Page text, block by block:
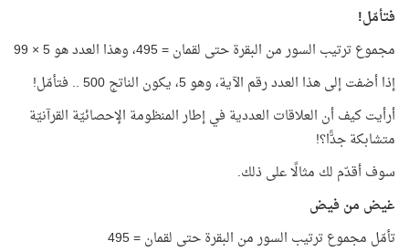
فتأمّل!
مجموع ترتيب السور من البقرة حتى لقمان = 495، وهذا العدد هو 5 × 99
إذا أضفت إلى هذا العدد رقم الآية، وهو 5، يكون الناتج 500 .. فتأمّل!
أرأيت كيف أن العلاقات العددية في إطار المنظومة الإحصائيّة القرآنيّة
متشابكة جدًّا؟!
سوف أقدّم لك مثالًا على ذلك.
غيض من فيض
تأمّل مجموع ترتيب السور من البقرة حتى لقمان = 495